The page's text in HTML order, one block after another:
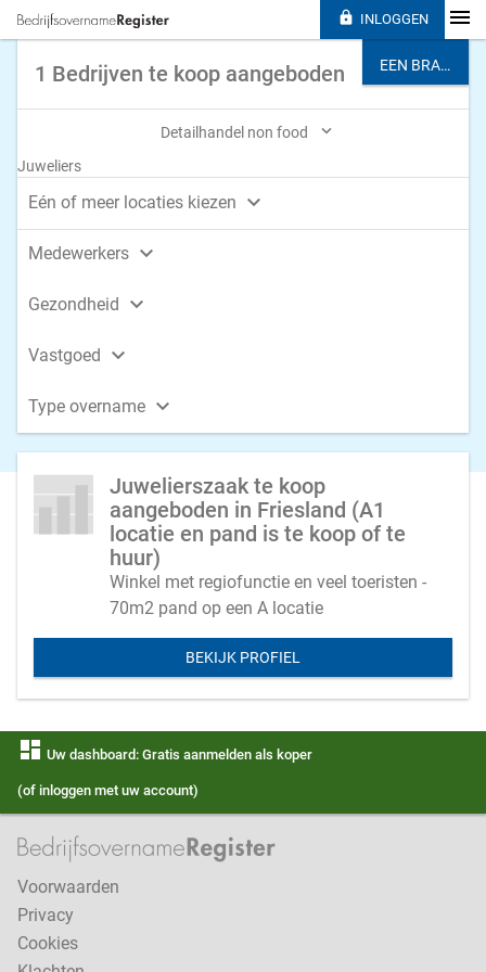
1 Bedrijven te koop aangeboden EEN BRANCHE KIEZEN
Detailhandel non food 
Juweliers
Eén of meer locaties kiezen 
Medewerkers 
Gezondheid 
Vastgoed 
Type overname 
Juwelierszaak te koop
aangeboden in Friesland (A1
locatie en pand is te koop of te
huur)
Winkel met regiofunctie en veel toeristen -
70m2 pand op een A locatie
BEKIJK PROFIEL
 INLOGGEN
dashboard Uw dashboard: Gratis aanmelden als koper
(of inloggen met uw account)
Voorwaarden
Privacy
Cookies